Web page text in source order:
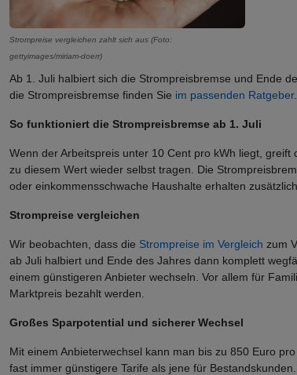
Strompreise vergleichen zahlt sich aus (Foto:
gettyimages/miriam-doerr)
Ab 1. Juli halbiert sich die Strompreisbremse und Ende
die Strompreisbremse finden Sie im passenden Ratgeber.
So funktioniert die Strompreisbremse ab 1. Juli
Wenn der Arbeitspreis unter 10 Cent pro kWh liegt,
zu diesem Wert wieder selbst tragen. Die
oder einkommensschwache Haushalte erhalten
Strompreise vergleichen
Wir beobachten, dass die Strompreise im Vergleich zum
ab Juli halbiert und Ende des Jahres dann komplett
einem günstigeren Anbieter wechseln. Vor allem für
Marktpreis bezahlt werden.
Großes Sparpotential und sicherer Wechsel
Mit einem Anbieterwechsel kann man bis zu 850 Euro
fast immer günstigere Tarife als jene für